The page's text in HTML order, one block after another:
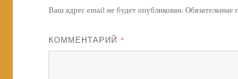
Ваш адрес email не будет опубликован.Обязательные
КОММЕНТАРИЙ *